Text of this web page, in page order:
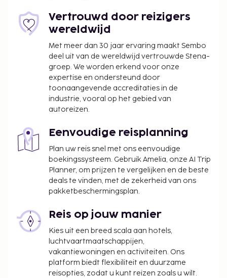
Toeslag voor babybed: EUR 3.0 per dag
Deze lijst is mogelijk niet volledig. Toeslagen en
borgsommen zijn mogelijk excl. btw en kunnen
Alle gasten, waaronder kinderen, dienen tijdens
het inchecken aanwezig te zijn en hun door de
overheid verstrekte identiteitsbewijs met foto
of paspoort te laten zien.
contante betalingen bij deze accommodatie
het bedrag van EUR 5000 niet overschrijden.
Neem voor meer informatie contact op met de
accommodatie via de gegevens in de
boekingsbevestiging.
Je kunt na overleg met de accommodatie
huisdieren meenemen (hiervoor gelden
toeslagen, die je kunt nalezen in de sectie
'Kosten'). De contactgegevens van de
accommodatie vind je in de
boekingsbevestiging.
Je hebt geen auto nodig om van en naar deze
Vertrouwd door reizigers
wereldwijd
Met meer dan 30 jaar ervaring maakt Sembo
deel uit van de wereldwijd vertrouwde Stena-
groep. We worden erkend voor onze
expertise en ondersteund door
toonaangevende accreditaties in de
industrie, vooral op het gebied van
autoreizen.
Eenvoudige reisplanning
Plan uw reis snel met ons eenvoudige
boekingssysteem. Gebruik Amelia, onze AI Trip
Planner, om prijzen te vergelijken en de beste
deals te vinden, met de zekerheid van ons
pakketbeschermingsplan.
Reis op jouw manier
Kies uit een breed scala aan hotels,
luchtvaartmaatschappijen,
vakantiewoningen en activiteiten. Ons
platform biedt flexibiliteit en duurzame
reisopties, zodat u kunt reizen zoals u wilt.